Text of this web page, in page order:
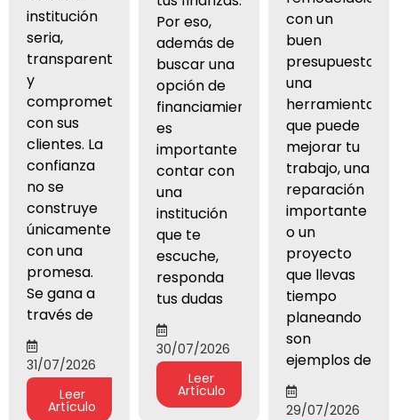
institución
seria,
transparente
y
comprometida
con sus
clientes. La
confianza
no se
construye
únicamente
con una
promesa.
Se gana a
través de
31/07/2026
Leer
Artículo
Por eso,
además de
buscar una
opción de
financiamiento,
es
importante
contar con
una
institución
que te
escuche,
responda
tus dudas
30/07/2026
Leer
Artículo
con un
buen
presupuesto,
una
herramienta
que puede
mejorar tu
trabajo, una
reparación
importante
o un
proyecto
que llevas
tiempo
planeando
son
ejemplos de
29/07/2026